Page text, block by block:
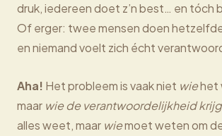
druk, iedereen doet z’n best… en tóch
Of erger: twee mensen doen
en niemand voelt zich écht
Aha! Het probleem is vaak niet wiehet
maar wie de verantwoordelijkheid
alles weet, maar wiemoet weten om